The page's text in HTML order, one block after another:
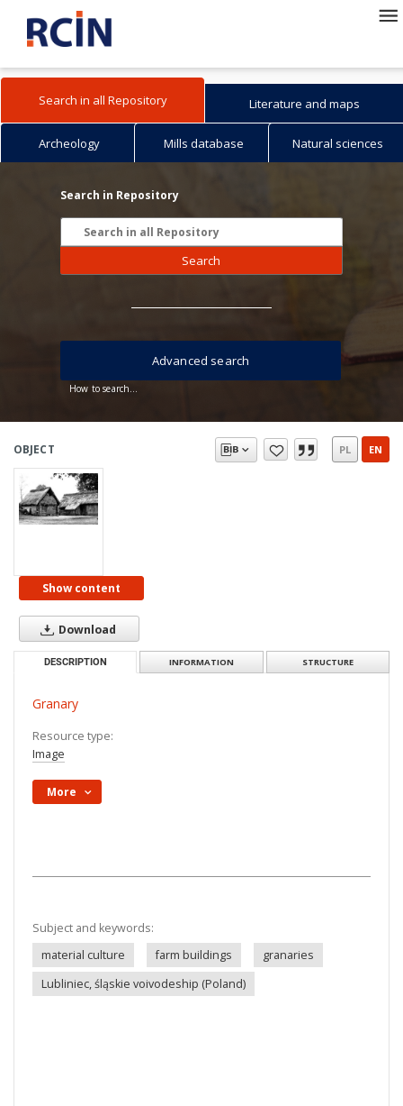
Search in all Repository Literature and maps
Archeology Mills database Natural sciences
Search in Repository
Search
How to search...
Advanced search
OBJECT PL EN
Show content
Download
DESCRIPTION INFORMATION STRUCTURE
Granary
Resource type:
Image
More
Subject and keywords:
material culture
farm buildings
granaries
Lubliniec, śląskie voivodeship (Poland)